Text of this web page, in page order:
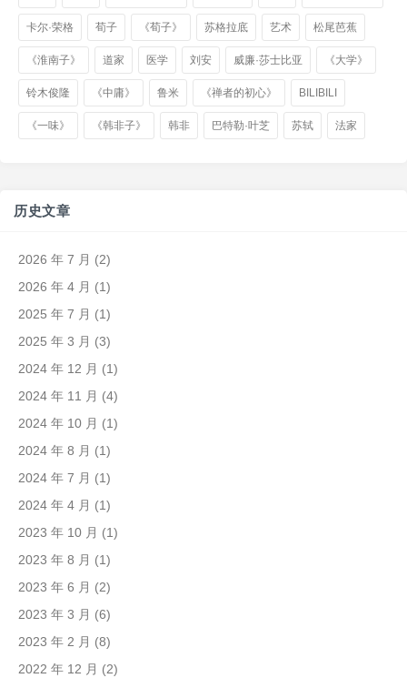
卡尔·荣格 荀子 《荀子》 苏格拉底 艺术 松尾芭蕉
《淮南子》 道家 医学 刘安 威廉·莎士比亚 《大学》
铃木俊隆 《中庸》 鲁米 《禅者的初心》 BILIBILI
《一味》 《韩非子》 韩非 巴特勒·叶芝 苏轼 法家
历史文章
2026 年 7 月 (2)
2026 年 4 月 (1)
2025 年 7 月 (1)
2025 年 3 月 (3)
2024 年 12 月 (1)
2024 年 11 月 (4)
2024 年 10 月 (1)
2024 年 8 月 (1)
2024 年 7 月 (1)
2024 年 4 月 (1)
2023 年 10 月 (1)
2023 年 8 月 (1)
2023 年 6 月 (2)
2023 年 3 月 (6)
2023 年 2 月 (8)
2022 年 12 月 (2)